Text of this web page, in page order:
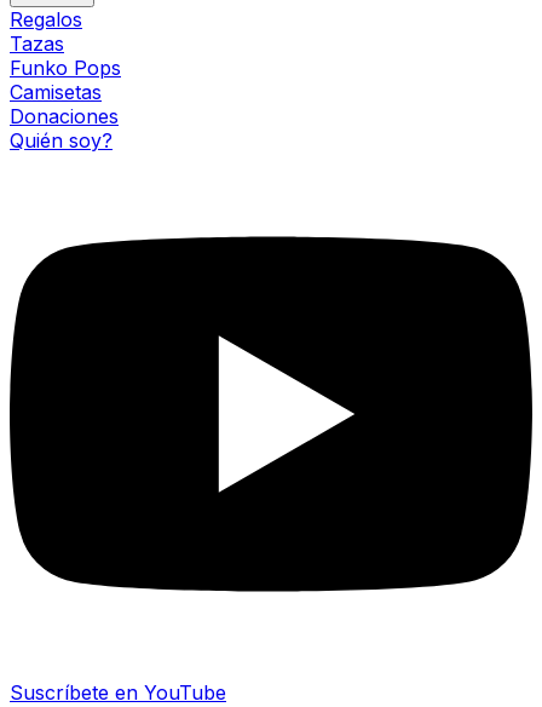
Regalos
Tazas
Funko Pops
Camisetas
Donaciones
Quién soy?
Suscríbete en YouTube